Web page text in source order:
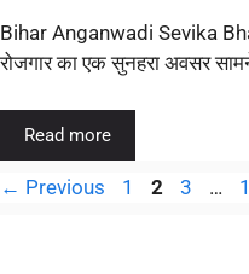
Bihar Anganwadi Sevika
रोजगार का एक सुनहरा अवसर
Read more
← Previous 1 2 3 …